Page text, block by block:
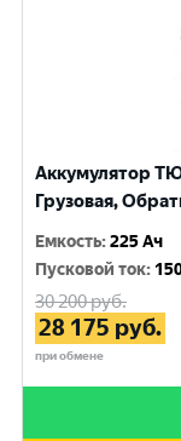
Аккумулятор
Грузовая,
Емкость:225 Ач
Пусковой ток:
30 200руб.
28 175 руб.
при обмене